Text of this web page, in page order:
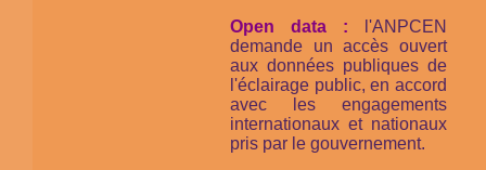
Open data : l'ANPCEN
demande un accès ouvert
aux données publiques de
l'éclairage public, en accord
avec les engagements
internationaux et nationaux
pris par le gouvernement.